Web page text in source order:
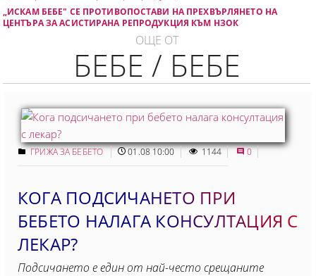
„ИСКАМ БЕБЕ" СЕ ПРОТИВОПОСТАВИ НА ПРЕХВЪРЛЯНЕТО НА
ЦЕНТЪРА ЗА АСИСТИРАНА РЕПРОДУКЦИЯ КЪМ НЗОК
ОЩЕ ОТ
БЕБЕ / БЕБЕ
ГРИЖА ЗА БЕБЕТО 01.08 10:00 1144 0
КОГА ПОДСИЧАНЕТО ПРИ
БЕБЕТО НАЛАГА КОНСУЛТАЦИЯ С
ЛЕКАР?
Подсичането е един от най-често срещаните